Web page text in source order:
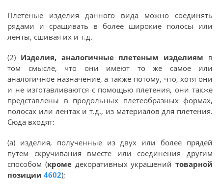
Плетеные изделия данного вида можно соединять
рядами и сращивать в более широкие полосы или
ленты, сшивая их и т.д.
(2) Изделия, аналогичные плетеным изделиям в
том смысле, что они имеют то же самое или
аналогичное назначение, а также потому, что, хотя они
и не изготавливаются с помощью плетения, они также
представлены в продольных плетеобразных формах,
полосах или лентах и т.д., из материалов для плетения.
Сюда входят:
(а) изделия, полученные из двух или более прядей
путем скручивания вместе или соединения другим
способом (кромедекоративных украшений товарной
позиции 4602);